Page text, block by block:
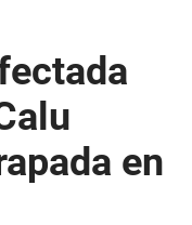
en